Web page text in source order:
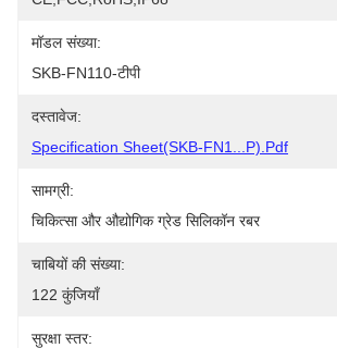
मॉडल संख्या:
SKB-FN110-टीपी
दस्तावेज:
Specification Sheet(SKB-FN1...P).pdf
सामग्री:
चिकित्सा और औद्योगिक ग्रेड सिलिकॉन रबर
चाबियों की संख्या:
122 कुंजियाँ
सुरक्षा स्तर: